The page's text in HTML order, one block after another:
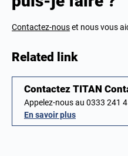
Contactez-nouset nous vous
Related link
Contactez TITAN
Appelez-nous au 0333 241
En savoir plus